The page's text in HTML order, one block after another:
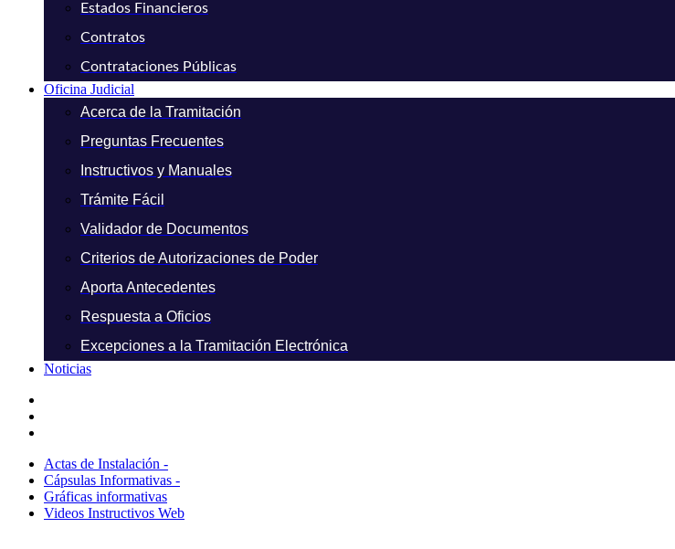
Estados Financieros
Contratos
Contrataciones Públicas
Oficina Judicial
Acerca de la Tramitación
Preguntas Frecuentes
Instructivos y Manuales
Trámite Fácil
Validador de Documentos
Criterios de Autorizaciones de Poder
Aporta Antecedentes
Respuesta a Oficios
Excepciones a la Tramitación Electrónica
Noticias
Actas de Instalación -
Cápsulas Informativas -
Gráficas informativas
Videos Instructivos Web